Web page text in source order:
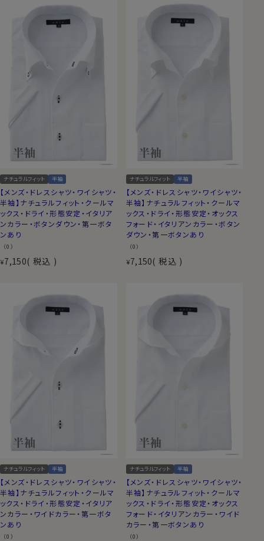
ナチュラルフィット 半袖
【メンズ・ドレスシャツ・ワイシャツ・
半袖】ナチュラルフィット・クールマ
ックス・ドライ・形態安定・イタリア
ンカラー・ボタンダウン・第一ボタ
ンあり
（0）
¥7,150 税込
ナチュラルフィット 半袖
【メンズ・ドレスシャツ・ワイシャツ・
半袖】ナチュラルフィット・クールマ
ックス・ドライ・形態安定・オックス
フォード・イタリアンカラー・ボタン
ダウン・第一ボタンあり
（0）
¥7,150 税込
ナチュラルフィット 半袖
【メンズ・ドレスシャツ・ワイシャツ・
半袖】ナチュラルフィット・クールマ
ックス・ドライ・形態安定・イタリア
ンカラー・ワイドカラー・第一ボタ
ンあり
（0）
ナチュラルフィット 半袖
【メンズ・ドレスシャツ・ワイシャツ・
半袖】ナチュラルフィット・クールマ
ックス・ドライ・形態安定・オックス
フォード・イタリアンカラー・ワイド
カラー・第一ボタンあり
（0）